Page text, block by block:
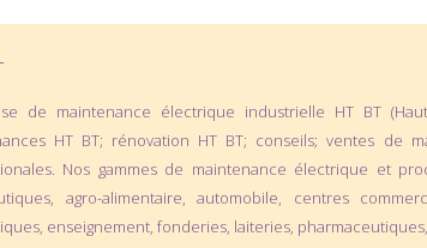
de maintenance électrique industrielle HT BT
HT BT; rénovation HT BT; conseils; ventes de
Nos gammes de maintenance électrique et
agro-alimentaire, automobile, centres
enseignement, fonderies, laiteries,